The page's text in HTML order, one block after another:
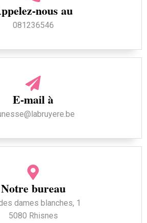
nous au
081236546
E-mail à
Notre bureau
dames blanches, 1
5080 Rhisnes